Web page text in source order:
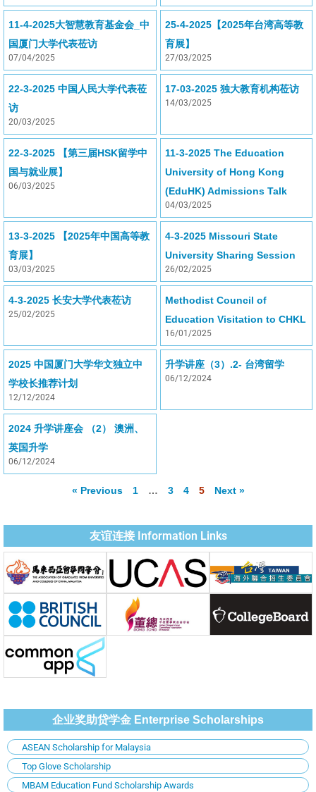
11-4-2025大智慧教育基金会_中
国厦门大学代表莅访
07/04/2025
25-4-2025【2025年台湾高等教
育展】
27/03/2025
22-3-2025 中国人民大学代表莅
访
20/03/2025
17-03-2025 独大教育机构莅访
14/03/2025
22-3-2025 【第三届HSK留学中
国与就业展】
06/03/2025
11-3-2025 The Education
University of Hong Kong
(EduHK) Admissions Talk
04/03/2025
13-3-2025 【2025年中国高等教
育展】
03/03/2025
4-3-2025 Missouri State
University Sharing Session
26/02/2025
4-3-2025 长安大学代表莅访
25/02/2025
Methodist Council of
Education Visitation to CHKL
16/01/2025
2025 中国厦门大学华文独立中
学校长推荐计划
12/12/2024
升学讲座（3）.2- 台湾留学
06/12/2024
2024 升学讲座会 （2） 澳洲、
英国升学
06/12/2024
« Previous 1 … 3 4 5 Next »
友谊连接 Information Links
企业奖助贷学金 Enterprise Scholarships
ASEAN Scholarship for Malaysia
Top Glove Scholarship
MBAM Education Fund Scholarship Awards